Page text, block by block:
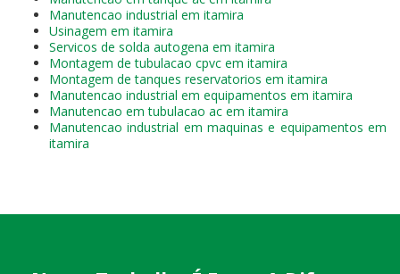
Manutencao industrial em itamira
Usinagem em itamira
Servicos de solda autogena em itamira
Montagem de tubulacao cpvc em itamira
Montagem de tanques reservatorios em itamira
Manutencao industrial em equipamentos em itamira
Manutencao em tubulacao ac em itamira
Manutencao industrial em maquinas e equipamentos em
itamira